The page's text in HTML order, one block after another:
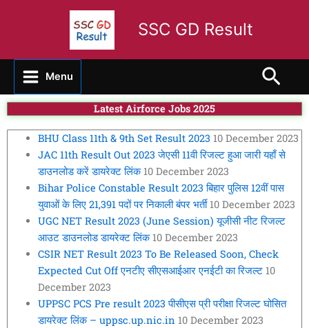
SSC GD Result
Menu
Latest Airforce Jobs 2025
BHU Class 11th & 9th Set Result 2023 10 December 2023
JAC 11th Result Out 2023 जेएसी 11वी रिजल्ट हुआ जारी यहाँ से
डाउनलोड करें डायरेक्ट लिंक10 December 2023
Bihar Police Constable Result 2023 बिहार पुलिस 12वीं पास
युवाओं के लिए 21,391 पदों पर निकाली बंपर भर्ती10 December 2023
UGC NET Result 2023 (June Session) यूजीसी नीट रिजल्ट
आउट डाउनलोड डायरेक्ट लिंक10 December 2023
CSIR NET Result 2023 To Be Released Soon, Check
Expected Cut Off एनटीए सीएसआईआर एनईटी का रिजल्ट10
December 2023
UPPSC PCS Pre result 2023 पीसीएस प्री परीक्षा रिजल्ट घोसित
डायरेक्ट लिंक – uppsc.up.nic.in 10 December 2023